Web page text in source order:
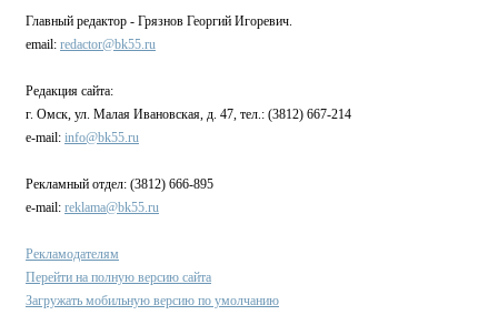
Главный редактор - Грязнов Георгий Игоревич.
email: redactor@bk55.ru
Редакция сайта:
г. Омск, ул. Малая Ивановская, д. 47, тел.: (3812) 667-214
e-mail: info@bk55.ru
Рекламный отдел: (3812) 666-895
e-mail: reklama@bk55.ru
Рекламодателям
Перейти на полную версию сайта
Загружать мобильную версию по умолчанию